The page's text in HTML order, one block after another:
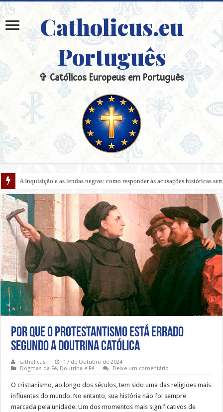
Catholicus.eu
Português
✞ Católicos Europeus em Português
A Inquisição e as lendas negras: como responder às acusações históricas
Por que o protestantismo está errado
segundo a doutrina católica
catholicus
17 de Outubro de 2024
Dogmas da Fé, Doutrina e Fé Deixe um comentário
O cristianismo, ao longo dos séculos, tem sido uma das religiões mais
influentes do mundo. No entanto, sua história não foi sempre
marcada pela unidade. Um dos momentos mais significativos de